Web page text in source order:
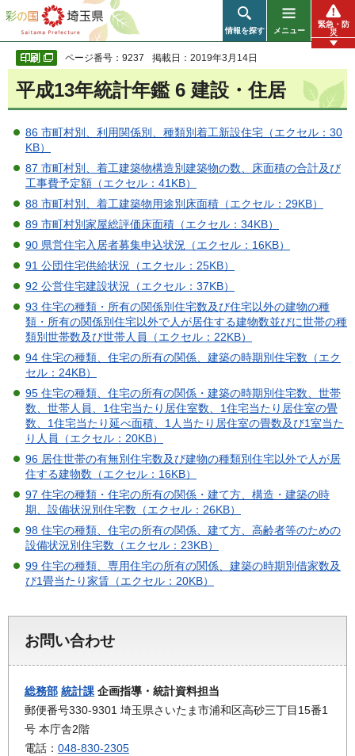
彩の国 埼玉県
情報を探す メニュー
緊急・防
災
ページ番号：9237 掲載日：2019年3月14日
平成13年統計年鑑 6 建設・住居
86 市町村別、利用関係別、種類別着工新設住宅（エクセル：30
KB）
87 市町村別、着工建築物構造別建築物の数、床面積の合計及び
工事費予定額（エクセル：41KB）
88 市町村別、着工建築物用途別床面積（エクセル：29KB）
89 市町村別家屋総評価床面積（エクセル：34KB）
90 県営住宅入居者募集申込状況（エクセル：16KB）
91 公団住宅供給状況（エクセル：25KB）
92 公営住宅建設状況（エクセル：37KB）
93 住宅の種類・所有の関係別住宅数及び住宅以外の建物の種
類・所有の関係別住宅以外で人が居住する建物数並びに世帯の種
類別世帯数及び世帯人員（エクセル：22KB）
94 住宅の種類、住宅の所有の関係、建築の時期別住宅数（エク
セル：24KB）
95 住宅の種類、住宅の所有の関係・建築の時期別住宅数、世帯
数、世帯人員、1住宅当たり居住室数、1住宅当たり居住室の畳
数、1住宅当たり延べ面積、1人当たり居住室の畳数及び1室当た
り人員（エクセル：20KB）
96 居住世帯の有無別住宅数及び建物の種類別住宅以外で人が居
住する建物数（エクセル：16KB）
97 住宅の種類・住宅の所有の関係・建て方、構造・建築の時
期、設備状況別住宅数（エクセル：26KB）
98 住宅の種類、住宅の所有の関係、建て方、高齢者等のための
設備状況別住宅数（エクセル：23KB）
99 住宅の種類、専用住宅の所有の関係、建築の時期別借家数及
び1畳当たり家賃（エクセル：20KB）
お問い合わせ
総務部 統計課 企画指導・統計資料担当
郵便番号330-9301 埼玉県さいたま市浦和区高砂三丁目15番1
号 本庁舎2階
電話： 048-830-2305